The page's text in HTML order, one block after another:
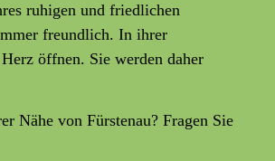
ruhigen und friedlichen
freundlich. In ihrer
öffnen. Sie werden daher
Nähe von Fürstenau? Fragen Sie